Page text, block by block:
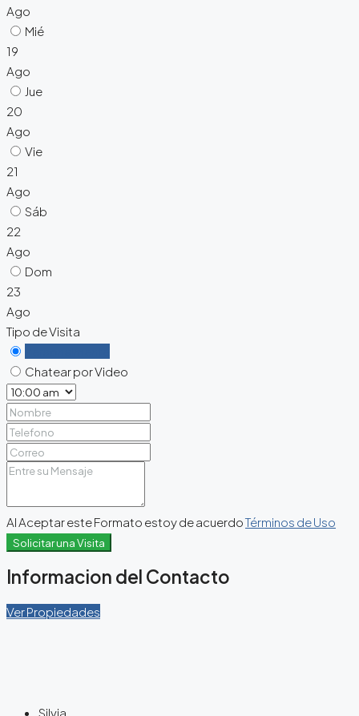
Ago
Mié
19
Ago
Jue
20
Ago
Vie
21
Ago
Sáb
22
Ago
Dom
23
Ago
Tipo de Visita
Chatear por Video
Al Aceptar este Formato estoy de acuerdoTérminos de Uso
Solicitar una Visita
Informacion del Contacto
Ver Propiedades
Silvia